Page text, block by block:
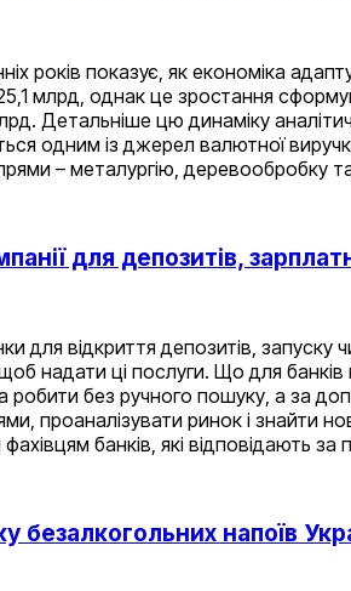
років показує, як економіка
млрд, однак це зростання
Детальніше цю динаміку
одним із джерел валютної
– металургію, деревообробку
для депозитів,
для відкриття депозитів,
надати ці послуги. Що для
без ручного пошуку, а за
проаналізувати ринок і
банків, які відповідають
безалкогольних напоїв